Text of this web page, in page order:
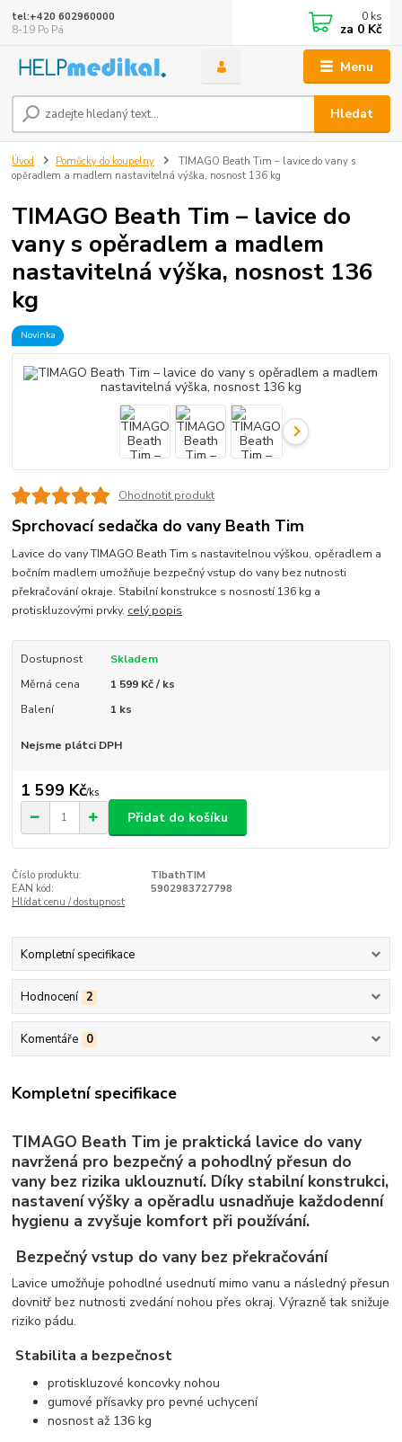
Menu
Hledat
tel:+420 602960000
8-19 Po Pá
0 ks
za 0 Kč
Úvod Pomůcky do koupelny
TIMAGO Beath Tim – lavice do vany s
opěradlem a madlem nastavitelná výška, nosnost 136 kg
TIMAGO Beath Tim – lavice do
vany s opěradlem a madlem
nastavitelná výška, nosnost 136
kg
Novinka
Ohodnotit produkt
Sprchovací sedačka do vany Beath Tim
Lavice do vany TIMAGO Beath Tim s nastavitelnou výškou, opěradlem a
bočním madlem umožňuje bezpečný vstup do vany bez nutnosti
překračování okraje. Stabilní konstrukce s nosností 136 kg a
protiskluzovými prvky. celý popis
Dostupnost
Skladem
Měrná cena
1 599 Kč / ks
Balení
1 ks
Nejsme plátci DPH
1 599 Kč/ks
Přidat do košíku
Číslo produktu:
TIbathTIM
EAN kód:
5902983727798
Hlídat cenu / dostupnost
Kompletní specifikace
Hodnocení 2
Komentáře 0
Kompletní specifikace
TIMAGO Beath Tim je praktická lavice do vany
navržená pro bezpečný a pohodlný přesun do
vany bez rizika uklouznutí. Díky stabilní konstrukci,
nastavení výšky a opěradlu usnadňuje každodenní
hygienu a zvyšuje komfort při používání.
Bezpečný vstup do vany bez překračování
Lavice umožňuje pohodlné usednutí mimo vanu a následný přesun
dovnitř bez nutnosti zvedání nohou přes okraj. Výrazně tak snižuje
riziko pádu.
Stabilita a bezpečnost
protiskluzové koncovky nohou
gumové přísavky pro pevné uchycení
nosnost až 136 kg